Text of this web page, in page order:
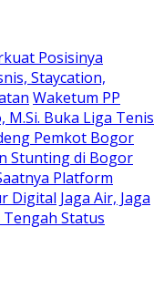
Posisinya
Staycation,
Waketum PP
Buka Liga Tenis
Pemkot Bogor
Stunting di Bogor
Platform
Digital Jaga Air, Jaga
Status